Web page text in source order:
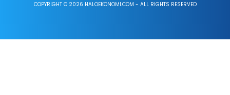
COPYRIGHT © 2026 HALOEKONOMI.COM - ALL RIGHTS RESERVED